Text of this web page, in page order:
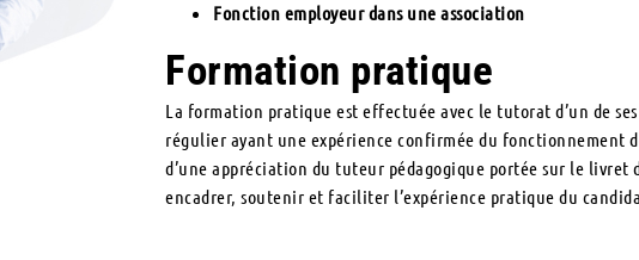
Fonction employeur dans une association
Formation pratique
La formation pratique est effectuée avec le tutorat d’un de
régulier ayant une expérience confirmée du fonctionnement
d’une appréciation du tuteur pédagogique portée sur le
encadrer, soutenir et faciliter l’expérience pratique du